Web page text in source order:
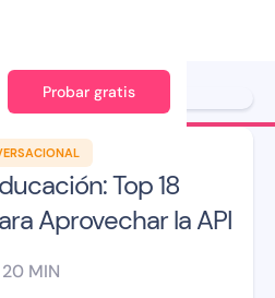
Probar gratis
Top 18
Aprovechar la API
20 MIN
Jana Pérez